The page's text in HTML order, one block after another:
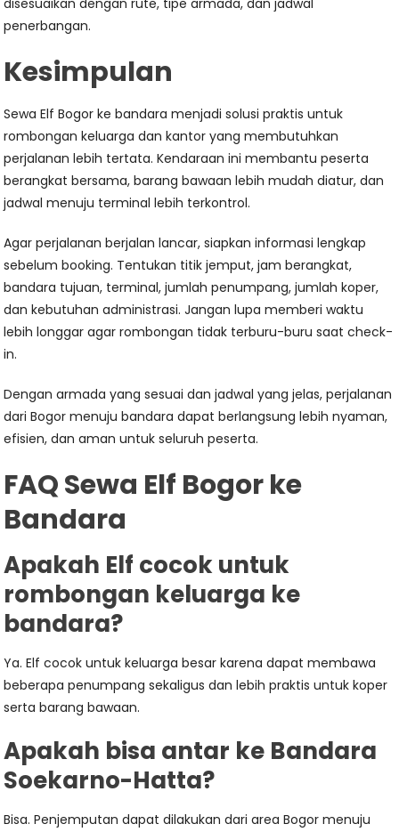
disesuaikan dengan rute, tipe armada, dan jadwal
penerbangan.
Kesimpulan
Sewa Elf Bogor ke bandara menjadi solusi praktis untuk
rombongan keluarga dan kantor yang membutuhkan
perjalanan lebih tertata. Kendaraan ini membantu peserta
berangkat bersama, barang bawaan lebih mudah diatur, dan
jadwal menuju terminal lebih terkontrol.
Agar perjalanan berjalan lancar, siapkan informasi lengkap
sebelum booking. Tentukan titik jemput, jam berangkat,
bandara tujuan, terminal, jumlah penumpang, jumlah koper,
dan kebutuhan administrasi. Jangan lupa memberi waktu
lebih longgar agar rombongan tidak terburu-buru saat check-
in.
Dengan armada yang sesuai dan jadwal yang jelas, perjalanan
dari Bogor menuju bandara dapat berlangsung lebih nyaman,
efisien, dan aman untuk seluruh peserta.
FAQ Sewa Elf Bogor ke
Bandara
Apakah Elf cocok untuk
rombongan keluarga ke
bandara?
Ya. Elf cocok untuk keluarga besar karena dapat membawa
beberapa penumpang sekaligus dan lebih praktis untuk koper
serta barang bawaan.
Apakah bisa antar ke Bandara
Soekarno-Hatta?
Bisa. Penjemputan dapat dilakukan dari area Bogor menuju